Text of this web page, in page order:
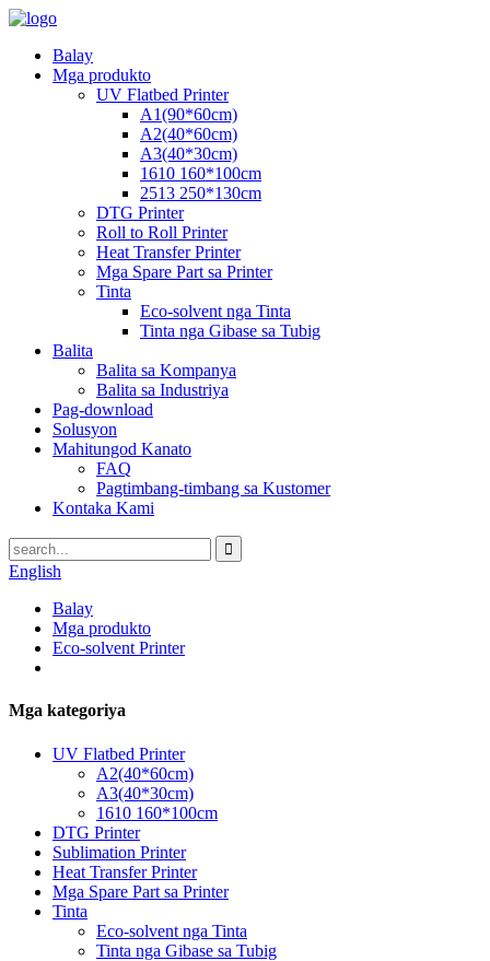
Balay
Mga produkto
UV Flatbed Printer
A1(90*60cm)
A2(40*60cm)
A3(40*30cm)
1610 160*100cm
2513 250*130cm
DTG Printer
Roll to Roll Printer
Heat Transfer Printer
Mga Spare Part sa Printer
Tinta
Eco-solvent nga Tinta
Tinta nga Gibase sa Tubig
Balita
Balita sa Kompanya
Balita sa Industriya
Pag-download
Solusyon
Mahitungod Kanato
FAQ
Pagtimbang-timbang sa Kustomer
Kontaka Kami
English
Balay
Mga produkto
Eco-solvent Printer
Mga kategoriya
UV Flatbed Printer
A2(40*60cm)
A3(40*30cm)
1610 160*100cm
DTG Printer
Sublimation Printer
Heat Transfer Printer
Mga Spare Part sa Printer
Tinta
Eco-solvent nga Tinta
Tinta nga Gibase sa Tubig